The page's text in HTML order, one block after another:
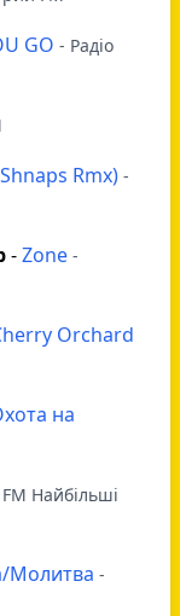
GO - Радіо
Rmx) -
-Zone -
Orchard
на
FM Найбільші
Молитва -